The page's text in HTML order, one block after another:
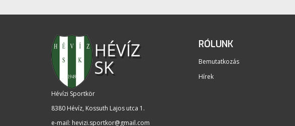
Hévízi Sportkör
8380 Hévíz, Kossuth Lajos utca 1 .
e-mail: hevizi.sportkor@gmail.com
RÓLUNK
Bemutatkozás
Hírek